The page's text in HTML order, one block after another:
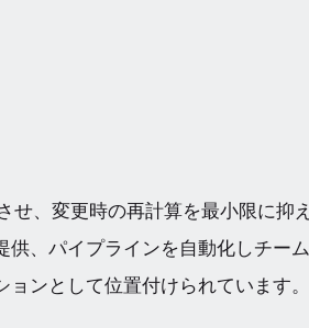
せ、変更時の再計算を最小限に抑え
、パイプラインを自動化しチーム
ンとして位置付けられています。